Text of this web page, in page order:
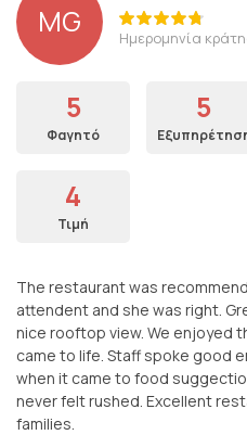
MG Ημερομηνία
5
Φαγητό
5
4
Τιμή
The restaurant was
attendent and she was right.
nice rooftop view. We enjoyed
came to life. Staff spoke good
when it came to food
never felt rushed. Excellent
families.